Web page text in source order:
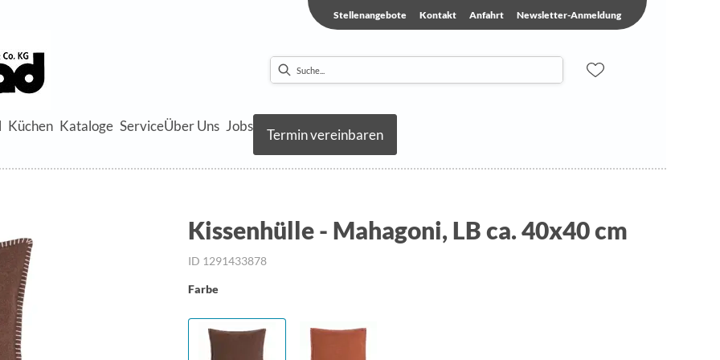
Stellenangebote Kontakt Anfahrt Newsletter-Anmeldung
Küchen Kataloge ServiceÜber Uns Jobs
Termin vereinbaren
Kissenhülle - Mahagoni, LB ca. 40x40 cm
ID 1291433878
Farbe